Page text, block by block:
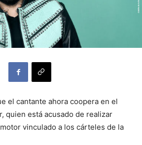
el cantante ahora coopera en el
quien está acusado de realizar
vinculado a los cárteles de la